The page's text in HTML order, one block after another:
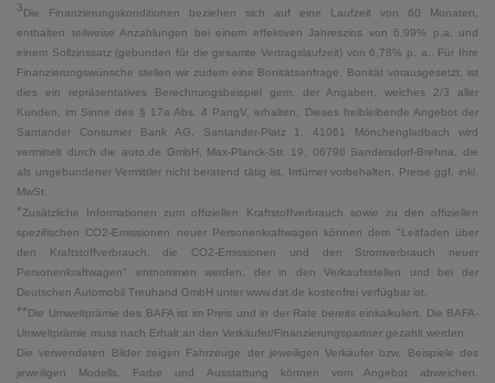
3Die Finanzierungskonditionen beziehen sich auf eine Laufzeit von 60 Monaten,
enthalten teilweise Anzahlungen bei einem effektiven Jahreszins von 6,99% p.a. und
einem Sollzinssatz (gebunden für die gesamte Vertragslaufzeit) von 6,78% p. a.. Für Ihre
Finanzierungswünsche stellen wir zudem eine Bonitätsanfrage. Bonität vorausgesetzt, ist
dies ein repräsentatives Berechnungsbeispiel gem. der Angaben, welches 2/3 aller
Kunden, im Sinne des § 17a Abs. 4 PangV, erhalten. Dieses freibleibende Angebot der
Santander Consumer Bank AG, Santander-Platz 1, 41061 Mönchengladbach wird
vermittelt durch die auto.de GmbH, Max-Planck-Str. 19, 06796 Sandersdorf-Brehna, die
als ungebundener Vermittler nicht beratend tätig ist. Irrtümer vorbehalten. Preise ggf. inkl.
MwSt.
*Zusätzliche Informationen zum offiziellen Kraftstoffverbrauch sowie zu den offiziellen
spezifischen CO2-Emissionen neuer Personenkraftwagen können dem "Leitfaden über
den Kraftstoffverbrauch, die CO2-Emissionen und den Stromverbrauch neuer
Personenkraftwagen" entnommen werden, der in den Verkaufsstellen und bei der
Deutschen Automobil Treuhand GmbH unter www.dat.de kostenfrei verfügbar ist.
**Die Umweltprämie des BAFA ist im Preis und in der Rate bereits einkalkuliert. Die BAFA-
Umweltprämie muss nach Erhalt an den Verkäufer/Finanzierungspartner gezahlt werden.
Die verwendeten Bilder zeigen Fahrzeuge der jeweiligen Verkäufer bzw. Beispiele des
jeweiligen Modells. Farbe und Ausstattung können vom Angebot abweichen.